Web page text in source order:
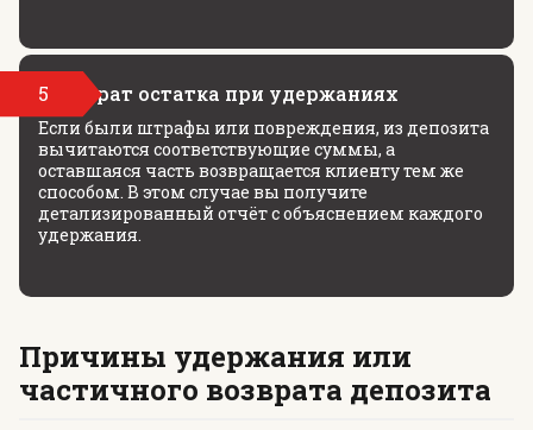
5 Возврат остатка при удержаниях
Если были штрафы или повреждения, из депозита
вычитаются соответствующие суммы, а
оставшаяся часть возвращается клиенту тем же
способом. В этом случае вы получите
детализированный отчёт с объяснением каждого
удержания.
Причины удержания или
частичного возврата депозита